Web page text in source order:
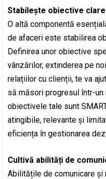
Stabilește obiective
O altă componentă
de afaceri este stabilirea
Definirea unor obiective
vânzărilor, extinderea pe
relațiilor cu clienții, te va
să măsori progresul într-
obiectivele tale sunt
atingibile, relevante și
eficiența în gestionarea
Cultivă abilități de
Abilitățile de comunicare